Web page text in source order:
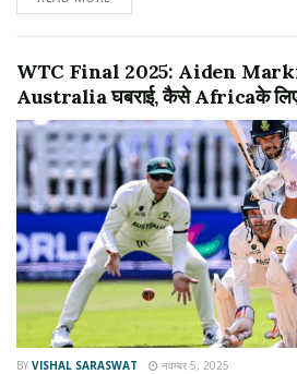
WTC Final 2025: Aiden
Australia घबराई, कैसे Africaके लिए
BY VISHAL SARASWAT नवम्बर 5, 2025